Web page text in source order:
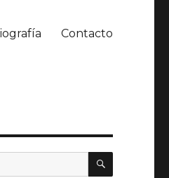
Contacto
BUSCAR